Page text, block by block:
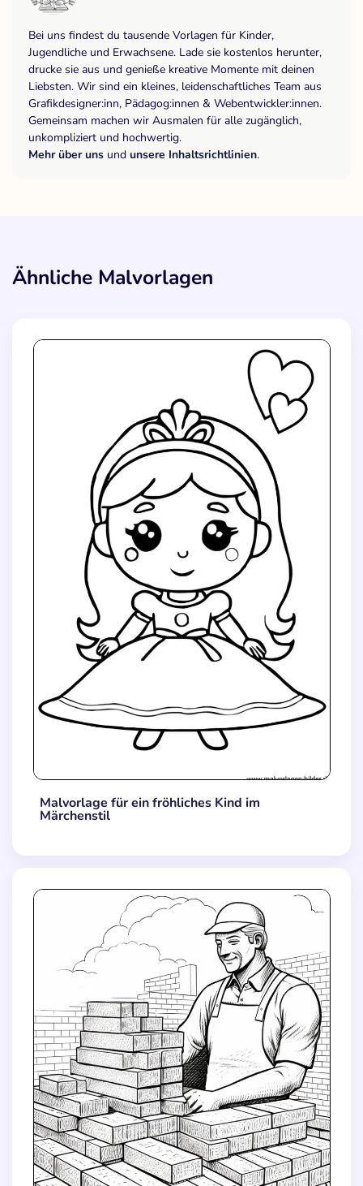
Bei uns findest du tausende Vorlagen für Kinder,
Jugendliche und Erwachsene. Lade sie kostenlos herunter,
drucke sie aus und genieße kreative Momente mit deinen
Liebsten. Wir sind ein kleines, leidenschaftliches Team aus
Grafikdesigner:inn, Pädagog:innen & Webentwickler:innen.
Gemeinsam machen wir Ausmalen für alle zugänglich,
unkompliziert und hochwertig.
Mehr über uns und unsere Inhaltsrichtlinien.
Ähnliche Malvorlagen
Malvorlage für ein fröhliches Kind im
Märchenstil